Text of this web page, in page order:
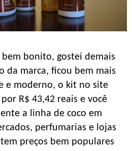
bonito, gostei demais
da marca, ficou bem mais
e moderno, o kit no site
R$ 43,42 reais e você
a linha de coco em
perfumarias e lojas
preços bem populares